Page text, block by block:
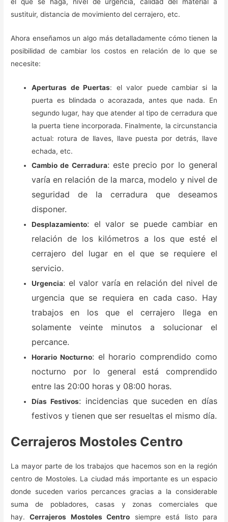
sustituir, distancia de movimiento del cerrajero, etc.
Ahora enseñamos un algo más detalladamente cómo tienen la
posibilidad de cambiar los costos en relación de lo que se
necesite:
Aperturas de Puertas: el valor puede cambiar si la
puerta es blindada o acorazada, antes que nada. En
segundo lugar, hay que atender al tipo de cerradura que
la puerta tiene incorporada. Finalmente, la circunstancia
actual: rotura de llaves, llave puesta por detrás, llave
echada, etc.
Cambio de Cerradura: este precio por lo general
varía en relación de la marca, modelo y nivel de
seguridad de la cerradura que deseamos
disponer.
Desplazamiento: el valor se puede cambiar en
relación de los kilómetros a los que esté el
cerrajero del lugar en el que se requiere el
servicio.
Urgencia: el valor varía en relación del nivel de
urgencia que se requiera en cada caso. Hay
trabajos en los que el cerrajero llega en
solamente veinte minutos a solucionar el
percance.
Horario Nocturno: el horario comprendido como
nocturno por lo general está comprendido
entre las 20:00 horas y 08:00 horas.
Días Festivos: incidencias que suceden en días
festivos y tienen que ser resueltas el mismo día.
Cerrajeros Mostoles Centro
La mayor parte de los trabajos que hacemos son en la región
centro de Mostoles. La ciudad más importante es un espacio
donde suceden varios percances gracias a la considerable
suma de pobladores, casas y zonas comerciales que
hay.Cerrajeros Mostoles Centro siempre está listo para